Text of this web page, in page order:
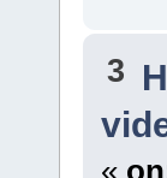
3
«